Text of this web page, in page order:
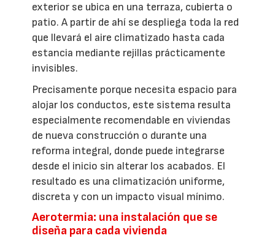
exterior se ubica en una terraza, cubierta o
patio. A partir de ahí se despliega toda la red
que llevará el aire climatizado hasta cada
estancia mediante rejillas prácticamente
invisibles.
Precisamente porque necesita espacio para
alojar los conductos, este sistema resulta
especialmente recomendable en viviendas
de nueva construcción o durante una
reforma integral, donde puede integrarse
desde el inicio sin alterar los acabados. El
resultado es una climatización uniforme,
discreta y con un impacto visual mínimo.
Aerotermia: una instalación que se
diseña para cada vivienda